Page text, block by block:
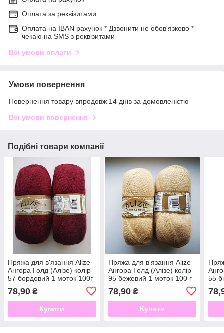
Оплата за реквізитами
Оплата на IBAN рахунок * Дзвонити не обов'язково *
чекаю на SMS з реквізитами
Всі умови оплати
Умови повернення
Повернення товару впродовж 14 днів за домовленістю
Всі умови повернення
Подібні товари компанії
Пряжа для в'язання Alize
Ангора Голд (Алізе) колір
57 бордовий 1 моток 100г
78,90 ₴
Купити
Пряжа для в'язання Alize
Ангора Голд (Алізе) колір
95 бежевий 1 моток 100 г
78,90₴
Купити
55